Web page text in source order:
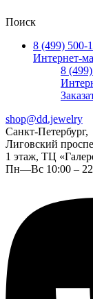
Поиск
8 (499) 500-
Интернет-
8
shop@dd.jewelry
Санкт-Петербург,
Лиговский
1 этаж, ТЦ
Пн—Вс 10:00 –